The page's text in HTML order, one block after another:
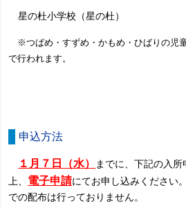
星の杜小学校（星の杜）
※つばめ・すずめ・かもめ・ひばりの児
で行われます。
申込方法
１月７日（水）
までに、下記の入
上、 電子申請にてお申し込みください
での配布は行っておりません。